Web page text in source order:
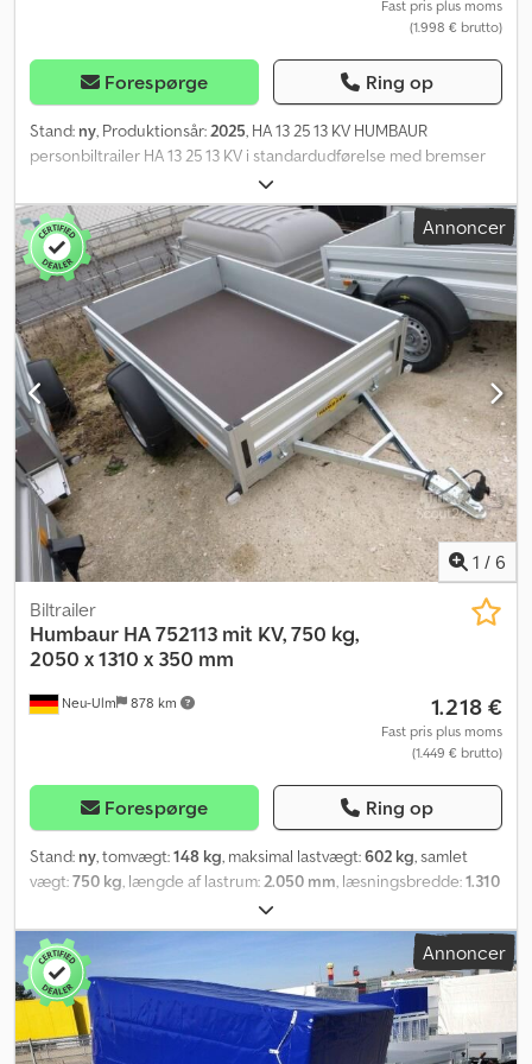
pr. fastgørelsespunkt, Dekra-testet, inkl. godkendelse til 100 km/t.
Fast pris plus moms
(1.998 € brutto)
Forespørge Ring op
Stand: ny, Produktionsår:2025, HA 13 25 13 KV HUMBAUR
personbiltrailer HA 13 25 13 KV i standardudførelse med bremser
Credew R Hbhspfx Agmjf Indvendige mål ca. 2.510mm x 1.310mm x
350mm Samlede mål ca. 3.794mm x 1.806mm x 901mm Tilladt
totalvægt 1.300 kg Nyttelast ca. 1.050 kg Dæk 14 tommer
Læsehøjde ca. 530mm Træktøjslængde ca. 1.196mm Koblingshøjde
ca. 450mm Registreringsattest del 2
Annoncer
1 / 6
Neu-Ulm 878 km
Biltrailer
Humbaur HA 752113 mit KV, 750 kg,
2050 x 1310 x 350 mm
1.218 €
Fast pris plus moms
(1.449 € brutto)
Forespørge Ring op
Stand: ny, tomvægt:148 kg, maksimal lastvægt:602 kg, samlet
vægt:750 kg , længde af lastrum: 2.050 mm , læsningsbredde:1.310
, lastepladsvolumen:
anden, bygningshøjde:870 mm, arbejdsbredde:1.760 mm,
Producent: Humbaur Type: Lavtrailer, aluminium HA 752113 Tilladt
totalvægt: 750 kg Nyttelast: 602 kg Egenvægt: 148 kg Kassens mål:
2050 x 1310 x 350 mm Dæk: 13 tommer Lastehøjde: 510 mm Inkl.
godkendelse til 100 km/t med nedfældelig frontvæg - V-
trækstang - Varmgalvaniseret - 13-polet stik - Bundplade, 15 mm
Annoncer